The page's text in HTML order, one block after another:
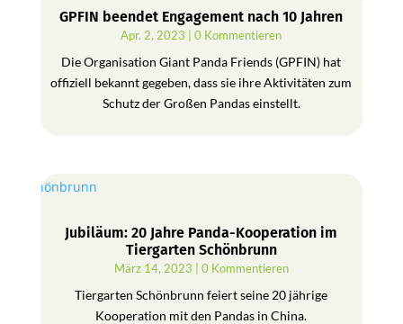
GPFIN beendet Engagement nach 10 Jahren
Apr. 2, 2023 | 0 Kommentieren
Die Organisation Giant Panda Friends (GPFIN) hat
offiziell bekannt gegeben, dass sie ihre Aktivitäten zum
Schutz der Großen Pandas einstellt.
Jubiläum: 20 Jahre Panda-Kooperation im
Tiergarten Schönbrunn
März 14, 2023 | 0 Kommentieren
Tiergarten Schönbrunn feiert seine 20 jährige
Kooperation mit den Pandas in China.